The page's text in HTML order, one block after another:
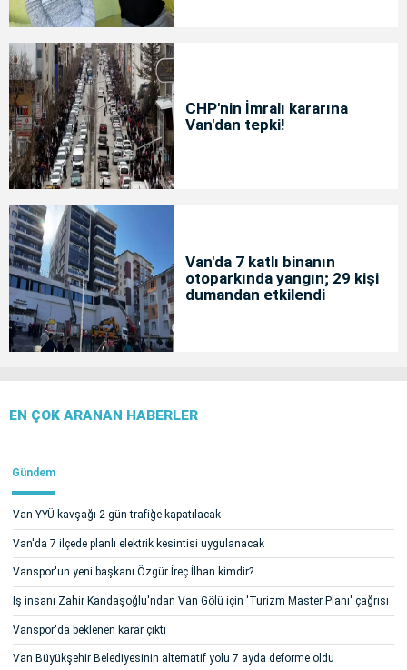
CHP'nin İmralı kararına
Van'dan tepki!
Van'da 7 katlı binanın
otoparkında yangın; 29 kişi
dumandan etkilendi
EN ÇOK ARANAN HABERLER
Gündem
Van YYÜ kavşağı 2 gün trafiğe kapatılacak
Van'da 7 ilçede planlı elektrik kesintisi uygulanacak
Vanspor'un yeni başkanı Özgür İreç İlhan kimdir?
İş insanı Zahir Kandaşoğlu'ndan Van Gölü için 'Turizm Master Planı' çağrısı
Vanspor'da beklenen karar çıktı
Van Büyükşehir Belediyesinin alternatif yolu 7 ayda deforme oldu